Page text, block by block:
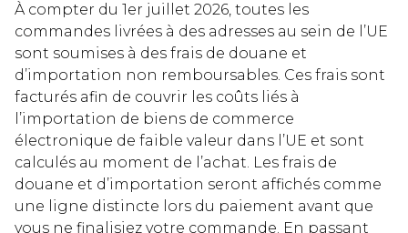
À compter du 1er juillet 2026, toutes les
commandes livrées à des adresses au sein de l’UE
sont soumises à des frais de douane et
d’importation non remboursables. Ces frais sont
facturés afin de couvrir les coûts liés à
l’importation de biens de commerce
électronique de faible valeur dans l’UE et sont
calculés au moment de l’achat. Les frais de
douane et d’importation seront affichés comme
une ligne distincte lors du paiement avant que
vous ne finalisiez votre commande. En passant